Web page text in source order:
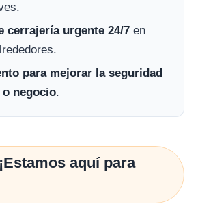
cerrajería urgente 24/7 en
para mejorar la seguridad
negocio.
aquí para